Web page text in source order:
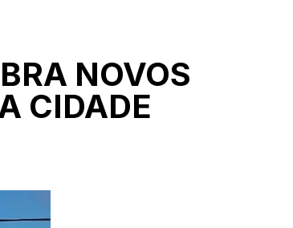
NOVOS
CIDADE